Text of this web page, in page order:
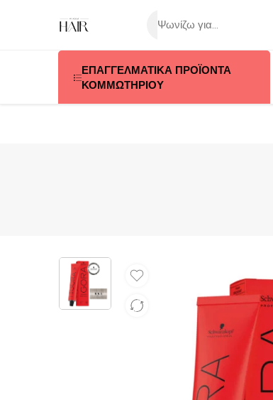
ΕΠΑΓΓΕΛΜΑΤΙΚΑ ΠΡΟΪΟΝΤΑ
ΚΟΜΜΩΤΗΡΙΟΥ